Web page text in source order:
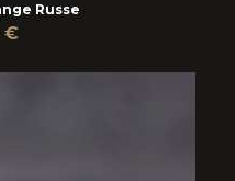
Russe
€